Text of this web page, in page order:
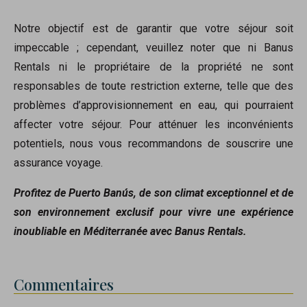
Notre objectif est de garantir que votre séjour soit
impeccable ; cependant, veuillez noter que ni Banus
Rentals ni le propriétaire de la propriété ne sont
responsables de toute restriction externe, telle que des
problèmes d’approvisionnement en eau, qui pourraient
affecter votre séjour. Pour atténuer les inconvénients
potentiels, nous vous recommandons de souscrire une
assurance voyage.
Profitez de Puerto Banús, de son climat exceptionnel et de
son environnement exclusif pour vivre une expérience
inoubliable en Méditerranée avec Banus Rentals.
Commentaires